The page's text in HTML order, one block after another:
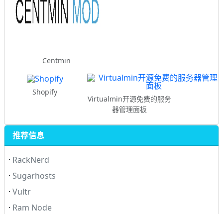
Centmin
Shopify
Virtualmin开源免费的服务
器管理面板
推荐信息
· RackNerd
· Sugarhosts
· Vultr
· Ram Node